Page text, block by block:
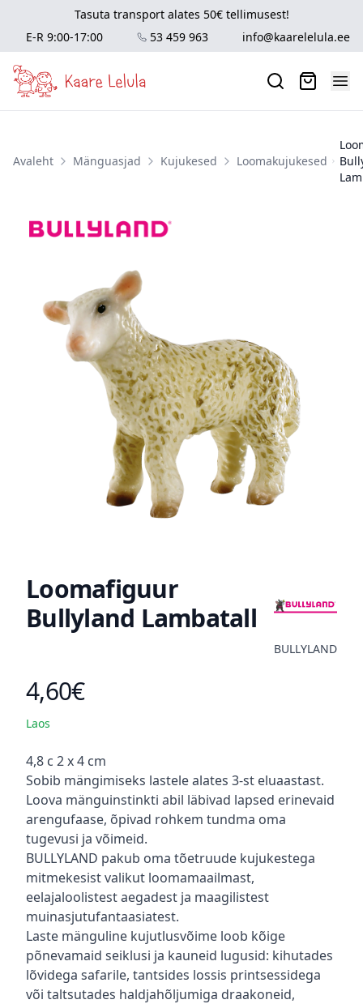
Tasuta transport alates 50€ tellimusest!
E-R 9:00-17:00
53 459 963 info@kaarelelula.ee
Avaleht Mänguasjad Kujukesed Loomakujukesed
Loomafiguur
Bullyland Lambatall
BULLYLAND
Toote hind
4,60€
Laos
Kirjeldus
4,8 c 2 x 4 cm
Sobib mängimiseks lastele alates 3-st eluaastast.
Loova mänguinstinkti abil läbivad lapsed erinevaid
arengufaase, õpivad rohkem tundma oma
tugevusi ja võimeid.
BULLYLAND pakub oma tõetruude kujukestega
mitmekesist valikut loomamaailmast,
eelajaloolistest aegadest ja maagilistest
muinasjutufantaasiatest.
Laste mänguline kujutlusvõime loob kõige
põnevamaid seiklusi ja kauneid lugusid: kihutades
lõvidega safarile, tantsides lossis printsessidega
või taltsutades haldjahõljumiga draakoneid,